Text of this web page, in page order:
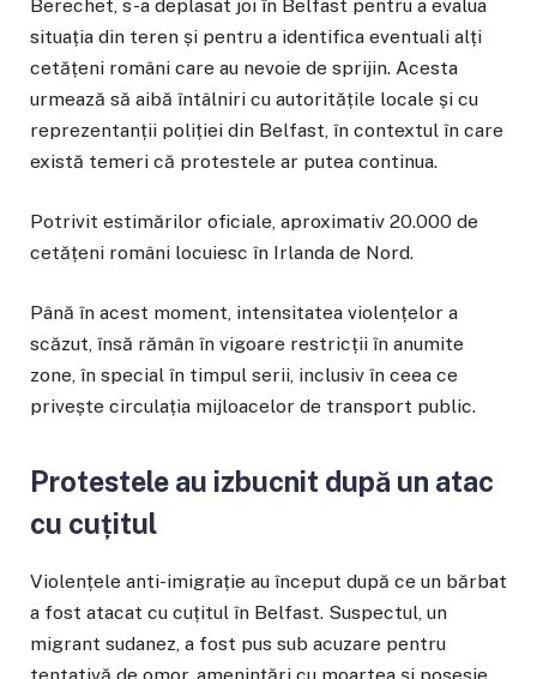
Berechet, s-a deplasat joi în Belfast pentru a evalua
situația din teren și pentru a identifica eventuali alți
cetățeni români care au nevoie de sprijin. Acesta
urmează să aibă întâlniri cu autoritățile locale și cu
reprezentanții poliției din Belfast, în contextul în care
există temeri că protestele ar putea continua.
Potrivit estimărilor oficiale, aproximativ 20.000 de
cetățeni români locuiesc în Irlanda de Nord.
Până în acest moment, intensitatea violențelor a
scăzut, însă rămân în vigoare restricții în anumite
zone, în special în timpul serii, inclusiv în ceea ce
privește circulația mijloacelor de transport public.
Protestele au izbucnit după un atac
cu cuțitul
Violențele anti-imigrație au început după ce un bărbat
a fost atacat cu cuțitul în Belfast. Suspectul, un
migrant sudanez, a fost pus sub acuzare pentru